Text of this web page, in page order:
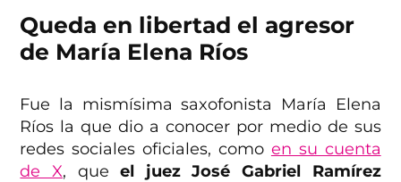
Queda en libertad el agresor
de María Elena Ríos
Fue la mismísima saxofonista María Elena
Ríos la que dio a conocer por medio de sus
redes sociales oficiales, como en su cuenta
de X, queel juez José Gabriel Ramírez